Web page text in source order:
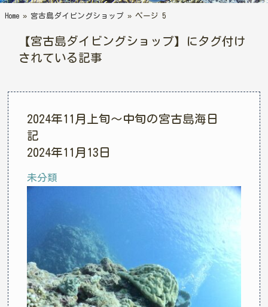
Home » 宮古島ダイビングショップ » ページ 5
【宮古島ダイビングショップ】にタグ付け
されている記事
2024年11月上旬〜中旬の宮古島海日
記
2024年11月13日
未分類